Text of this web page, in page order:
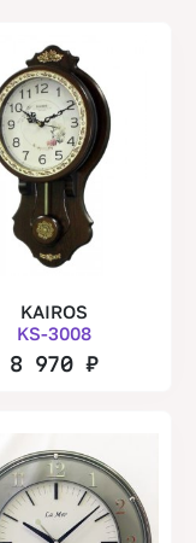
KAIROS
KS-3008
8 970₽